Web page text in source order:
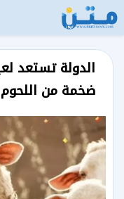
ضخمة من اللحوم